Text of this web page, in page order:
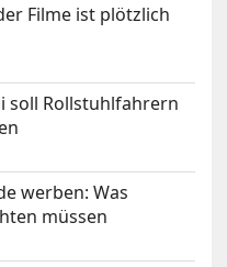
Filme ist plötzlich
soll Rollstuhlfahrern
werben: Was
müssen